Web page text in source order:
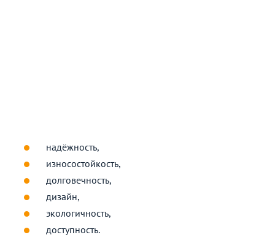
надёжность,
износостойкость,
долговечность,
дизайн,
экологичность,
доступность.